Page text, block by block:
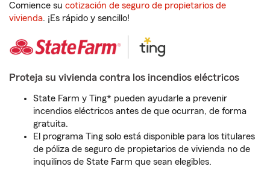
Comience su cotización de seguro de propietarios de
vivienda. ¡Es rápido y sencillo!
Proteja su vivienda contra los incendios eléctricos
State Farm y Ting* pueden ayudarle a prevenir
incendios eléctricos antes de que ocurran, de forma
gratuita.
El programa Ting solo está disponible para los titulares
de póliza de seguro de propietarios de vivienda no de
inquilinos de State Farm que sean elegibles.